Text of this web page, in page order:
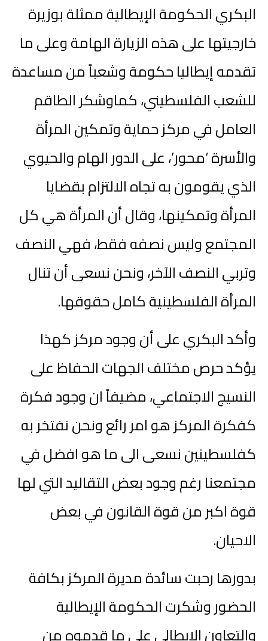
البكري الحكومة الإيطالية ممثلة بوزيرة
خارجيتها على هذه الزيارة الهامة وعلى ما
تقدمه إيطاليا حكومة وشعباً من مساعدة
للشعب الفلسطيني، كماوشكر الطاقم
العامل في مركز حماية وتمكين المرأة
والأسرة ‘محور’، على الدور الهام والحيوي
الذي يقومون به تجاه الالتزام بقضايا
المرأة وتمكينها، وقال أن المرأة هي كل
المجتمع وليس نصفه فقط، فهي النصف
وتربي النصف الآخر، ونحن نسعى أن تنال
المرأة الفلسطينية كامل حقوقها.
وأكد البكري على أن وجود مركز كهذا
يؤكد حرص مختلف الجهات الحفاظ على
النسيج الاجتماعي، مضيفاً ان وجود فكرة
كفكرة المركز هو امر رائع ونحن نفتخر به
كفلسطينين نسعى الى ما هو افضل في
مجتمعنا رغم وجود بعض التقاليد التي لها
قوة اكبر من قوة القانون في بعض
الاحيان.
بدورها رحبت سائدة مديرة المركز بكافة
الحضور وشكرت الحكومة الإيطالية
والتعاون الإيطالي على ما قدموه من